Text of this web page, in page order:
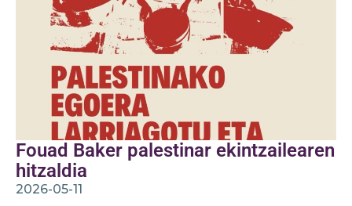
Fouad Baker palestinar ekintzailearen
hitzaldia
2026-05-11